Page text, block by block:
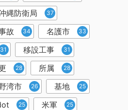
縄防衛局 37
故 34 名護市 33
31 移設工事 31
28 所属 28
湾市 26 基地 25
25 米軍 25